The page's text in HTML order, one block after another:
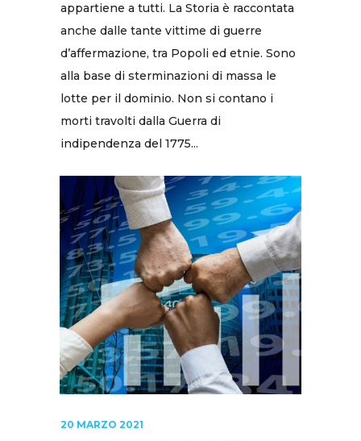
appartiene a tutti. La Storia è raccontata
anche dalle tante vittime di guerre
d’affermazione, tra Popoli ed etnie. Sono
alla base di sterminazioni di massa le
lotte per il dominio. Non si contano i
morti travolti dalla Guerra di
indipendenza del 1775...
20 MARZO 2021